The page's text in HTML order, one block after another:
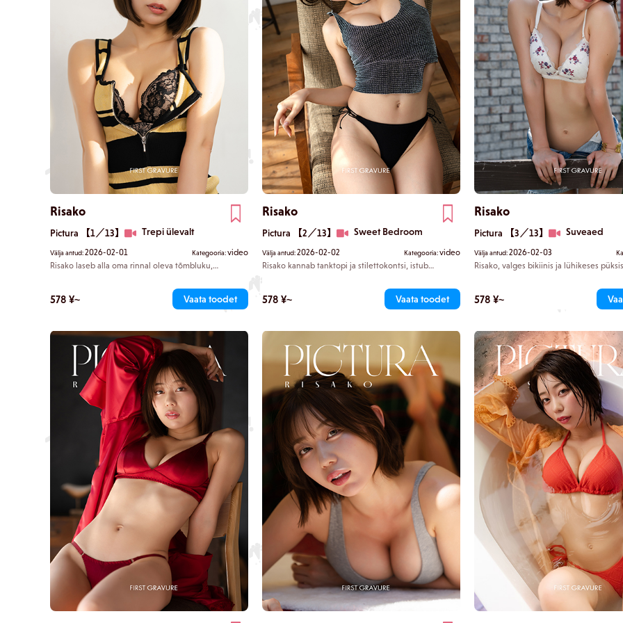
Risako
Pictura 【1／13】 Trepi ülevalt
Välja antud:2026-02-01 Kategooria:video
Risako laseb alla oma rinnal oleva tõmbluku,
miniseeliku servaga, surudes oma süütud kumerused
sinu poole. Sa hoiad hinge kinni selles terava piiri
578 ¥~ Vaata toodet
Risako
Pictura 【2／13】 Sweet Bedroom
Välja antud:2026-02-02 Kategooria:video
Risako kannab tanktopi ja stilettokontsi, istub
kui tagant. Kui piilud voodisse baldahhiini alt, piinab
sind tema tagumiku ümarate vormide ja reite
578 ¥~ Vaata toodet
Risako
Pictura 【3／13】 Suveaed
Välja antud:2026-02-03
Risako, valges bikiinis ja lühikeses
ribide õrnad jooned. Sa armastad
tõusevad esile tema läbipaistval nahal.
578 ¥~